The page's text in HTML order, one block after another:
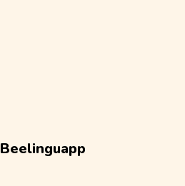
Beelinguapp